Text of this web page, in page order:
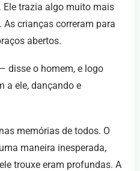
Ele trazia algo muito mais
crianças correram para
abertos.
disse o homem, e logo
a ele, dançando e
memórias de todos. O
maneira inesperada,
trouxe eram profundas. A